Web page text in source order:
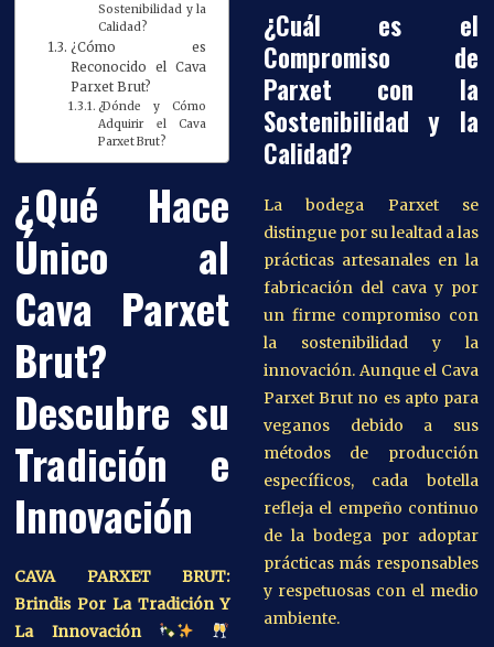
Sostenibilidad y la
Calidad?
¿Cómo es
Reconocido el Cava
Parxet Brut?
¿Dónde y Cómo
Adquirir el Cava
Parxet Brut?
¿Qué Hace
Único al
Cava Parxet
Brut?
Descubre su
Tradición e
Innovación
CAVA PARXET BRUT:
Brindis Por La Tradición Y
La Innovación
¿Cuál es el
Compromiso de
Parxet con la
Sostenibilidad y la
Calidad?
La bodega Parxet se
distingue por su lealtad a las
prácticas artesanales en la
fabricación del cava y por
un firme compromiso con
la sostenibilidad y la
innovación. Aunque el Cava
Parxet Brut no es apto para
veganos debido a sus
métodos de producción
específicos, cada botella
refleja el empeño continuo
de la bodega por adoptar
prácticas más responsables
y respetuosas con el medio
ambiente.